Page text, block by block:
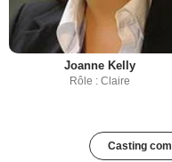
Joanne Kelly
Rôle : Claire
Casting